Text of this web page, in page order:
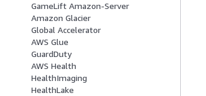
GameLift Amazon-Server
Amazon Glacier
Global Accelerator
AWS Glue
GuardDuty
AWS Health
HealthImaging
HealthLake